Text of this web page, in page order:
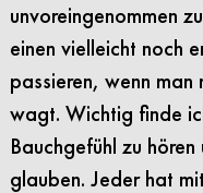
unvoreingenommen
einen vielleicht noch
passieren, wenn
wagt. Wichtig finde
Bauchgefühl zu
glauben. Jeder hat